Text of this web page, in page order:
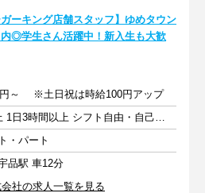
ガーキング店舗スタッフ】ゆめタウン
◎学生さん活躍中！新入生も大歓
円～ ※土日祝は時給100円アップ
週2日以上 1日3時間以上 シフト自由・自己申告
・パート
品駅 車12分
社の求人一覧を見る